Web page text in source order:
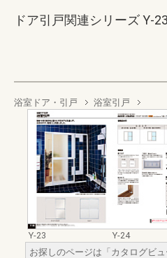
ドア引戸関連シリーズ Y-
浴室ドア・引戸 浴室引戸
Y-23
Y-24
お探しのページは「カタログビ